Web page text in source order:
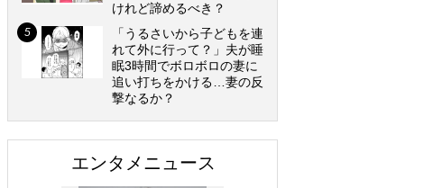
けれど諦めるべき？
「うるさいから子どもを連
れて外に行って？」夫が睡
眠3時間でボロボロの妻に
追い打ちをかける…妻の反
撃なるか？
エンタメニュース